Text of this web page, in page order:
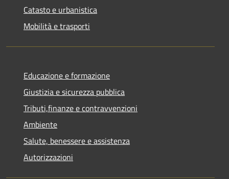
Catasto e urbanistica
Mobilità e trasporti
Educazione e formazione
Giustizia e sicurezza pubblica
Tributi,finanze e contravvenzioni
Ambiente
Salute, benessere e assistenza
Autorizzazioni